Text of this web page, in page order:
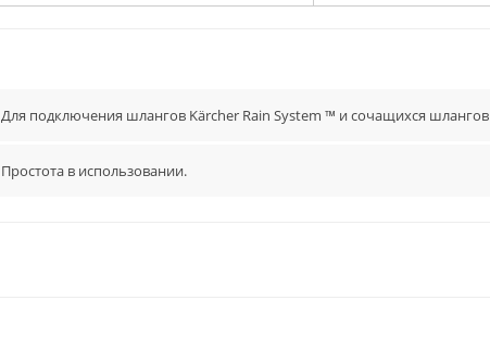
Для подключения шлангов Kärcher Rain System ™ и сочащихся шлангов
Простота в использовании.